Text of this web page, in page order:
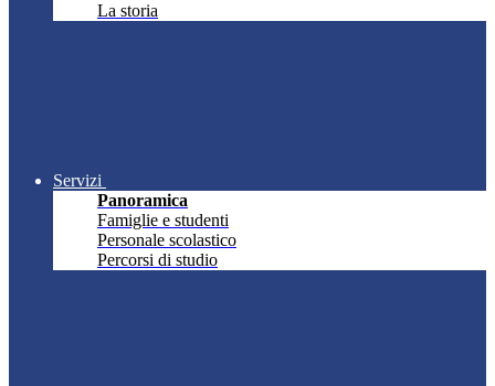
La storia
Servizi
Panoramica
Famiglie e studenti
Personale scolastico
Percorsi di studio